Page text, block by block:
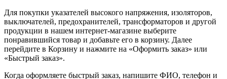
Для покупки указателей высокого напряжения, изоляторов,
выключателей, предохранителей, трансформаторов и другой
продукции в нашем интернет-магазине выберите
понравившийся товар и добавьте его в корзину. Далее
перейдите в Корзину и нажмите на «Оформить заказ» или
«Быстрый заказ».
Когда оформляете быстрый заказ, напишите ФИО, телефон и